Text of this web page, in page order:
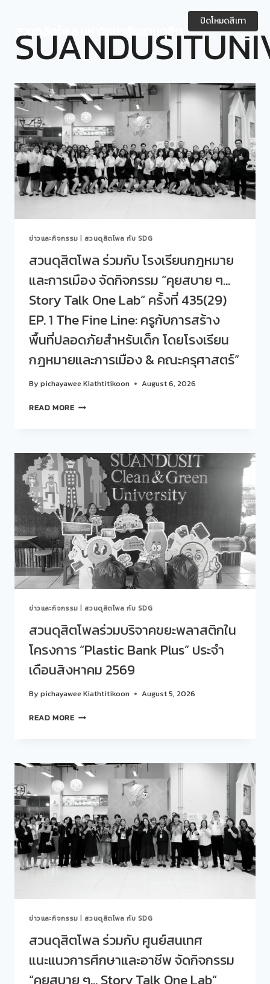
contentสวนดุสิตโพล มหาวิทยาลัยสวนดุสิต
ข่าวและกิจกรรม สวนดุสิตโพล กับ SDG
สวนดุสิตโพล ร่วมกับ โรงเรียนกฎหมาย
และการเมือง จัดกิจกรรม “คุยสบาย ๆ…
Story Talk One Lab“ ครั้งที่ 435(29)
EP. 1 The Fine Line: ครูกับการสร้าง
พื้นที่ปลอดภัยสำหรับเด็ก โดยโรงเรียน
กฎหมายและการเมือง & คณะครุศาสตร์”
Bypichayawee Kiathtitikoon August 6, 2026
READ MOREสวน
ร่วม
กับ
โรงเรียน
กฎหมาย
และ
การเมือง
จัด
กิจกรรม
“คุย
สบาย
ๆ…
STORY
ONE
LAB“
ครั้ง
ที่
435(29)
EP.
THE
LINE:
สร้าง
พื้นที่
ปลอดภัย
สำหรับ
เด็ก
โดย
โรงเรียน
กฎหมาย
และ
ข่าวและกิจกรรม สวนดุสิตโพล กับ SDG
สวนดุสิตโพลร่วมบริจาคขยะพลาสติกใน
โครงการ “Plastic Bank Plus” ประจำ
เดือนสิงหาคม 2569
Bypichayawee Kiathtitikoon August 5, 2026
READ MOREสวน
ล
ร่วม
บริจาค
ขยะ
พลาสติก
ใน
โครงการ
“PLASTIC
BANK
PLUS”
2569
ข่าวและกิจกรรม สวนดุสิตโพล กับ SDG
สวนดุสิตโพล ร่วมกับ ศูนย์สนเทศ
แนะแนวการศึกษาและอาชีพ จัดกิจกรรม
“คุยสบาย ๆ… Story Talk One Lab“
ปิดโหมดสีเทา